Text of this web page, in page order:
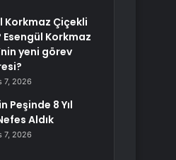
Korkmaz Çiçekli
Korkmaz
yeni görev
7, 2026
Peşinde 8 Yıl
Aldık
7, 2026